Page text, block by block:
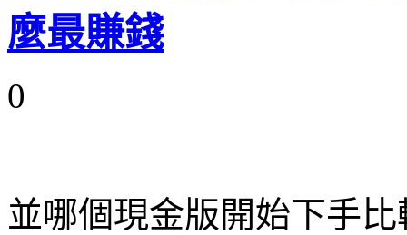
麼最賺錢
0
並哪個現金版開始下手比